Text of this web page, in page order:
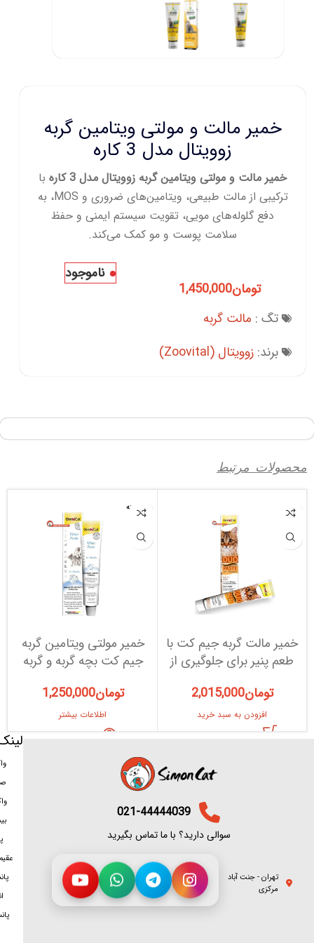
خمیر مالت و مولتی ویتامین گربه
زوویتال مدل 3 کاره
خمیر مالت و مولتی ویتامین گربه زوویتال مدل 3 کاره
با
ترکیبی از مالت طبیعی، ویتامین‌های ضروری و MOS، به
دفع گلوله‌های مویی، تقویت سیستم ایمنی و حفظ
سلامت پوست و مو کمک می‌کند.
تومان1,450,000
ناموجود
تگ : مالت گربه
برند: زوویتال (Zoovital)
محصولات مرتبط
خمیر مالت گربه جیم کت با
طعم پنیر برای جلوگیری از
تومان2,015,000
افزودن به سبد خرید
فروخته
شده
خمیر مولتی ویتامین گربه
جیم کت بچه گربه و گربه
تومان1,250,000
اطلاعات بیشتر
021-44444039
سوالی دارید؟ با ما تماس بگیرید
تهران - جنت آباد
مرکزی